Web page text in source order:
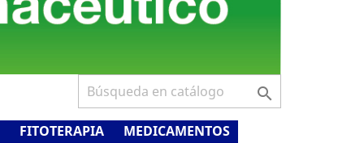

FITOTERAPIA MEDICAMENTOS